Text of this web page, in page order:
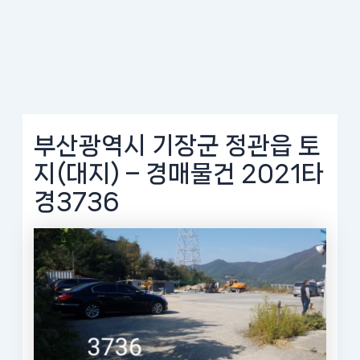
부산광역시 기장군 정관읍 토
지(대지) – 경매물건 2021타
경3736